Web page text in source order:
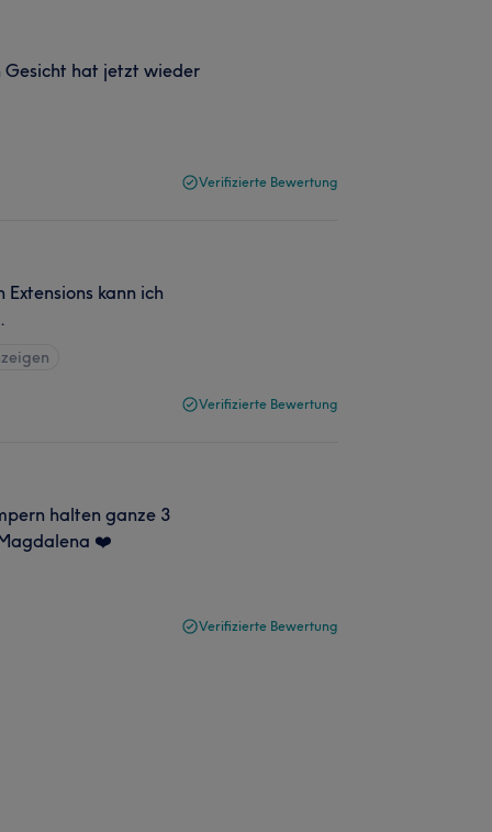
Gesicht hat jetzt wieder
Verifizierte Bewertung
kann ich
Verifizierte Bewertung
halten ganze 3
❤️
Verifizierte Bewertung